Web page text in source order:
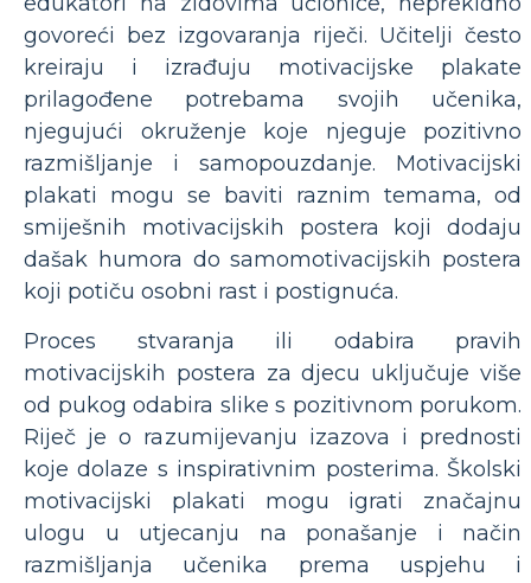
govoreći bez izgovaranja riječi. Učitelji često
kreiraju i izrađuju motivacijske plakate
prilagođene potrebama svojih učenika,
njegujući okruženje koje njeguje pozitivno
razmišljanje i samopouzdanje. Motivacijski
plakati mogu se baviti raznim temama, od
smiješnih motivacijskih postera koji dodaju
dašak humora do samomotivacijskih postera
koji potiču osobni rast i postignuća.
Proces stvaranja ili odabira pravih
motivacijskih postera za djecu uključuje više
od pukog odabira slike s pozitivnom porukom.
Riječ je o razumijevanju izazova i prednosti
koje dolaze s inspirativnim posterima. Školski
motivacijski plakati mogu igrati značajnu
ulogu u utjecanju na ponašanje i način
razmišljanja učenika prema uspjehu i